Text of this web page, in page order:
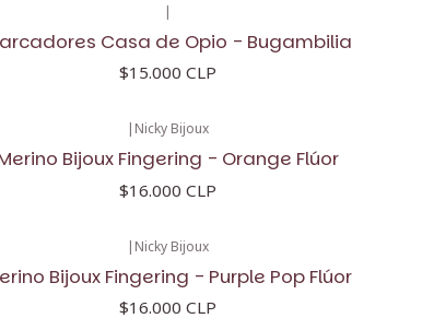
|
Casa de Opio - Bugambilia
$15.000 CLP
| Nicky Bijoux
Bijoux Fingering - Orange Flúor
$16.000 CLP
| Nicky Bijoux
Bijoux Fingering - Purple Pop Flúor
$16.000 CLP